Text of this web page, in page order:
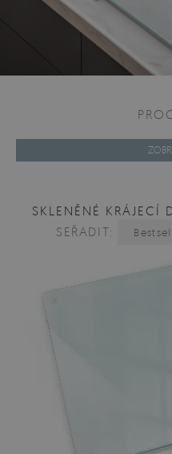
SKLENĚNÉ KRÁJECÍ
SEŘADIT: